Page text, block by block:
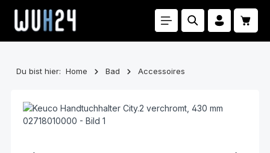
Zum Hauptinhalt springen
Du bist hier: Home Bad Accessoires